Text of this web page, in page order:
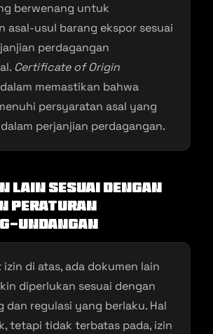
berwenang untuk
asal-usul barang ekspor sesuai
perdagangan
Certificate of Origin
memastikan bahwa
persyaratan asal yang
perjanjian perdagangan.
Lain Sesuai dengan
Peraturan
undangan
izin di atas, ada dokumen lain
diperlukan sesuai dengan
dan regulasi yang berlaku. Hal
tetapi tidak terbatas pada, izin